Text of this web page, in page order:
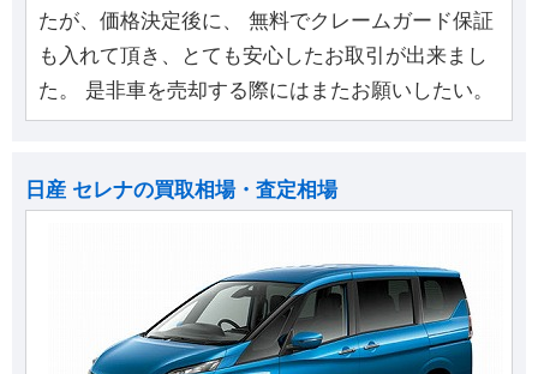
たが、価格決定後に、 無料でクレームガード保証
も入れて頂き、とても安心したお取引が出来まし
た。 是非車を売却する際にはまたお願いしたい。
日産 セレナの買取相場・査定相場